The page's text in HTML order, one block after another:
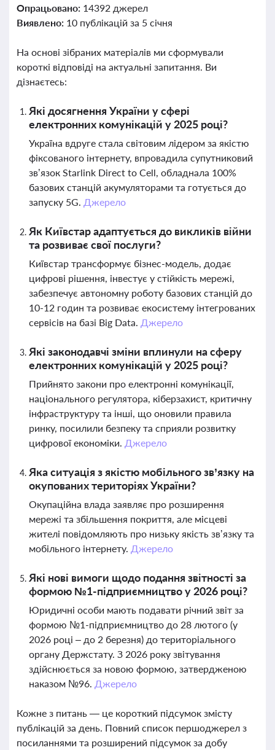
Опрацьовано: 14392 джерел
Виявлено: 10 публікацій за 5 січня
На основі зібраних матеріалів ми сформували
короткі відповіді на актуальні запитання. Ви
дізнаєтесь:
Які досягнення України у сфері
електронних комунікацій у 2025 році?
Україна вдруге стала світовим лідером за якістю
фіксованого інтернету, впровадила супутниковий
зв’язок Starlink Direct to Cell, обладнала 100%
базових станцій акумуляторами та готується до
запуску 5G. Джерело
Як Київстар адаптується до викликів війни
та розвиває свої послуги?
Київстар трансформує бізнес-модель, додає
цифрові рішення, інвестує у стійкість мережі,
забезпечує автономну роботу базових станцій до
10-12 годин та розвиває екосистему інтегрованих
сервісів на базі Big Data. Джерело
Які законодавчі зміни вплинули на сферу
електронних комунікацій у 2025 році?
Прийнято закони про електронні комунікації,
національного регулятора, кіберзахист, критичну
інфраструктуру та інші, що оновили правила
ринку, посилили безпеку та сприяли розвитку
цифрової економіки. Джерело
Яка ситуація з якістю мобільного зв’язку на
окупованих територіях України?
Окупаційна влада заявляє про розширення
мережі та збільшення покриття, але місцеві
жителі повідомляють про низьку якість зв’язку та
мобільного інтернету. Джерело
Які нові вимоги щодо подання звітності за
формою №1-підприємництво у 2026 році?
Юридичні особи мають подавати річний звіт за
формою №1-підприємництво до 28 лютого (у
2026 році – до 2 березня) до територіального
органу Держстату. З 2026 року звітування
здійснюється за новою формою, затвердженою
наказом №96. Джерело
Кожне з питань — це короткий підсумок змісту
публікацій за день. Повний список першоджерел з
посиланнями та розширений підсумок за добу